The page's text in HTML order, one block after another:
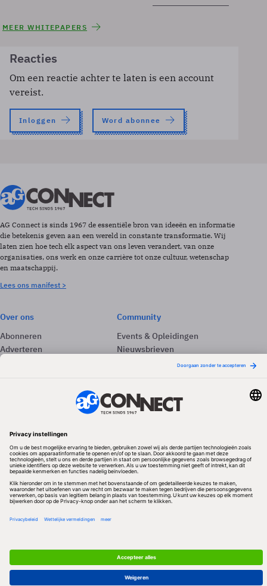
MEER WHITEPAPERS
Reacties
Om een reactie achter te laten is een account
vereist.
Inloggen Word abonnee
AG Connect is sinds 1967 de essentiële bron van ideeën en informatie
die betekenis geven aan een wereld in constante transformatie. Wij
laten zien hoe tech elk aspect van ons leven verandert, van onze
organisaties, ons werk en onze carrière tot onze cultuur, wetenschap
en maatschappij.
Lees ons manifest >
Over ons
Abonneren
Adverteren
Community
Events & Opleidingen
Nieuwsbrieven
Redactionele partner
Privacy & Cookies